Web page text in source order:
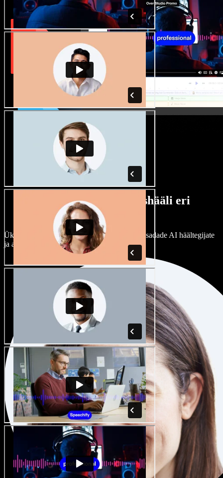
Lai valik mees- ja naishääli eri
aktsentidega
Ükski projekt ei pea kõlama ühtemoodi. Vali sadade AI häältegijate
ja aktsentide hulgast ning kohanda neid.